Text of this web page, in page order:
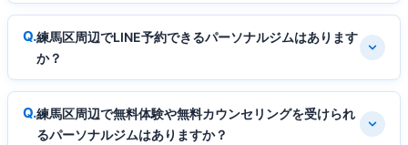
練馬区周辺でLINE予約できるパーソナルジムはあります
か？
練馬区周辺で無料体験や無料カウンセリングを受けられ
るパーソナルジムはありますか？